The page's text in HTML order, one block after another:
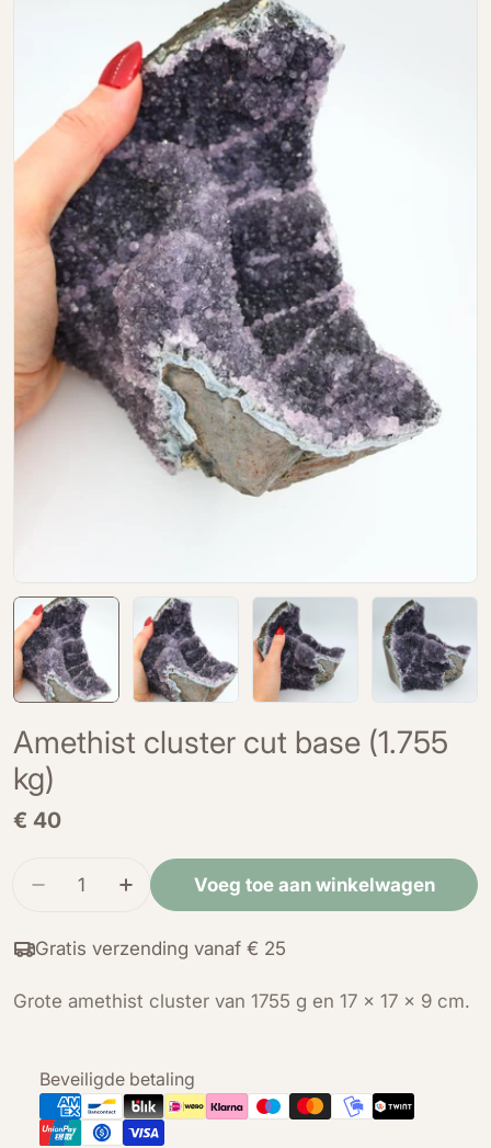
Open media 0 in modal
Amethist cluster cut base (1.755
kg)
Normale
€ 40
Hoeveelheid
Verminder de hoeveelheid voor Amethist
Verhoog de hoeveelheid voor
Voeg toe aan winkelwagen
Gratis verzending vanaf € 25
Grote amethist cluster van 1755 g en 17 × 17 × 9 cm.
Beveiligde betaling
Betaalmethoden